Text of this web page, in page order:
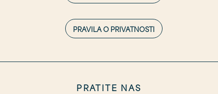
PRAVILA O PRIVATNOSTI
PRATITE NAS